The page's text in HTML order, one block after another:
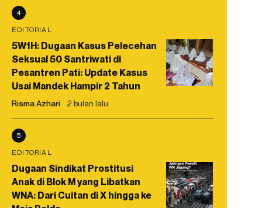
4
EDITORIAL
5W1H: Dugaan Kasus Pelecehan
Seksual 50 Santriwati di
Pesantren Pati: Update Kasus
Usai Mandek Hampir 2 Tahun
Risma Azhari 2 bulan lalu
5
EDITORIAL
Dugaan Sindikat Prostitusi
Anak di Blok M yang Libatkan
WNA: Dari Cuitan di X hingga ke